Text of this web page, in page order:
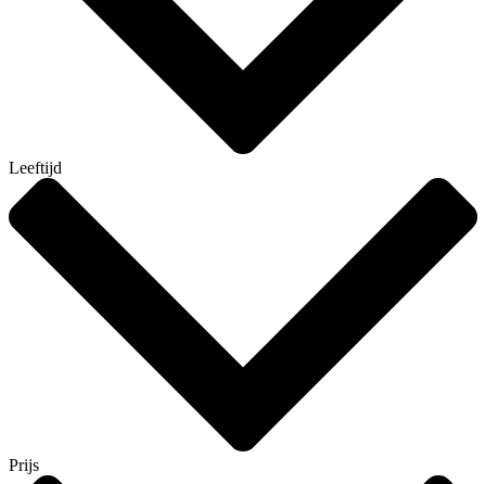
Leeftijd
Prijs